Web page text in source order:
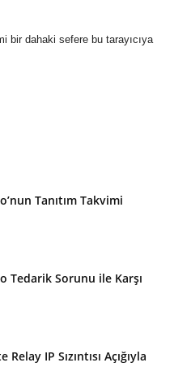
bir dahaki sefere bu tarayıcıya
Tanıtım Takvimi
Tedarik Sorunu ile Karşı
IP Sızıntısı Açığıyla